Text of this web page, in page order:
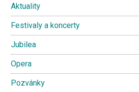
Aktuality
Festivaly a koncerty
Jubilea
Opera
Pozvánky